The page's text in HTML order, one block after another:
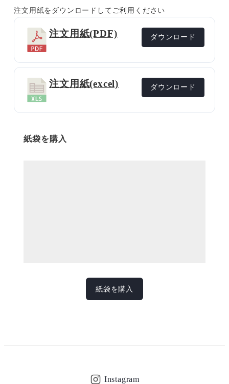
注文用紙をダウンロードしてご利用ください
注文用紙(PDF) ダウンロード
注文用紙(excel) ダウンロード
紙袋を購入
紙袋を購入
Instagram